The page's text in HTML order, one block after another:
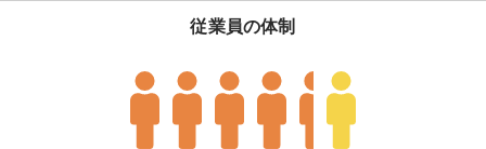
従業員の体制